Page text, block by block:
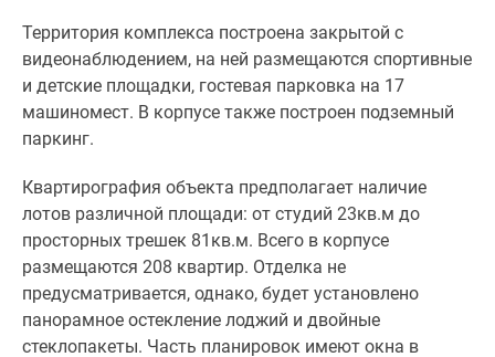
Территория комплекса построена закрытой с
видеонаблюдением, на ней размещаются спортивные
и детские площадки, гостевая парковка на 17
машиномест. В корпусе также построен подземный
паркинг.
Квартирография объекта предполагает наличие
лотов различной площади: от студий 23кв.м до
просторных трешек 81кв.м. Всего в корпусе
размещаются 208 квартир. Отделка не
предусматривается, однако, будет установлено
панорамное остекление лоджий и двойные
стеклопакеты. Часть планировок имеют окна в